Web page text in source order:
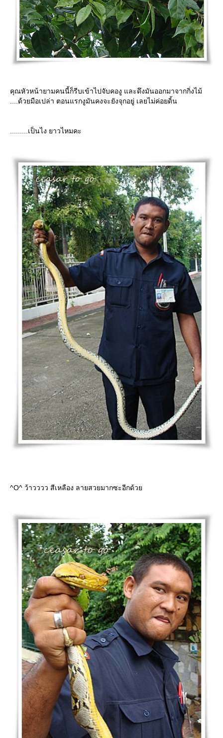
คุณหัวหน้ายามคนนี้ก็รีบเข้าไปจับคองู และดึงมันออกมาจากกิ่งไม้
....ด้วยมือเปล่า ตอนแรกงูมันคงจะยังจุกอยู่ เลยไม่ค่อยดิ้น
.........เป็นไง ยาวไหมคะ
^O^ ว้าวววว สีเหลือง ลายสวยมากซะอีกด้ว